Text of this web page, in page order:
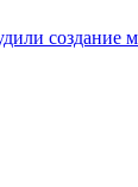
создание